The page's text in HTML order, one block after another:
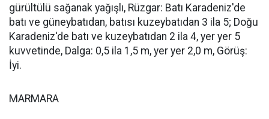
gürültülü sağanak yağışlı, Rüzgar: Batı Karadeniz'de
batı ve güneybatıdan, batısı kuzeybatıdan 3 ila 5; Doğu
Karadeniz'de batı ve kuzeybatıdan 2 ila 4, yer yer 5
kuvvetinde, Dalga: 0,5 ila 1,5 m, yer yer 2,0 m, Görüş:
İyi.
MARMARA